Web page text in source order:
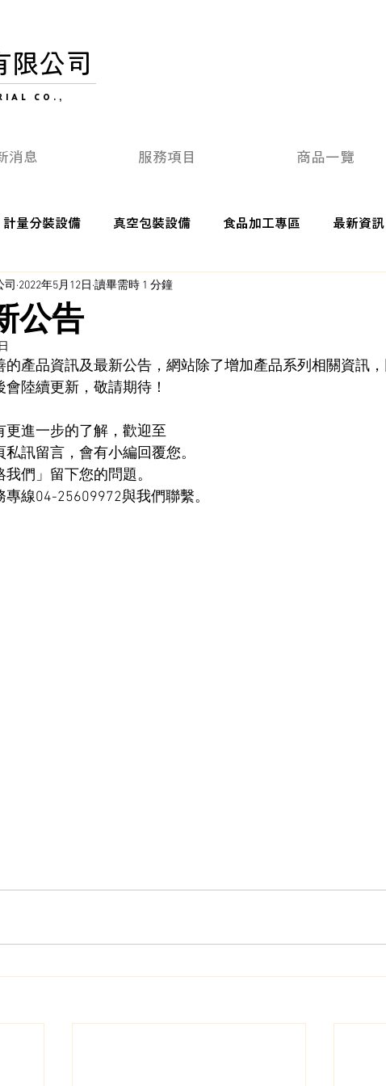
限公司
CO.,
消息 服務項目 商品一覽
計量分裝設備 真空包裝設備 食品加工專區 最新資訊
公告
司 2022年5月12日 讀畢需時 1 分鐘
的產品資訊及最新公告，網站除了增加產品系列相關資訊
陸續更新，敬請期待！
更進一步的了解，歡迎至
訊留言，會有小編回覆您。
們」留下您的問題。
線04-25609972與我們聯繫。